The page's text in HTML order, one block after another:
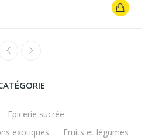
Epicerie sucrée
exotiques
Fruits et légumes